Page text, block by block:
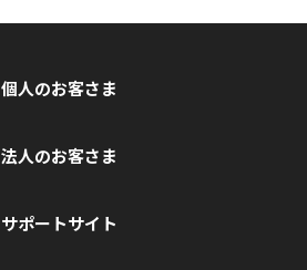
個人のお客さま
法人のお客さま
サポートサイト